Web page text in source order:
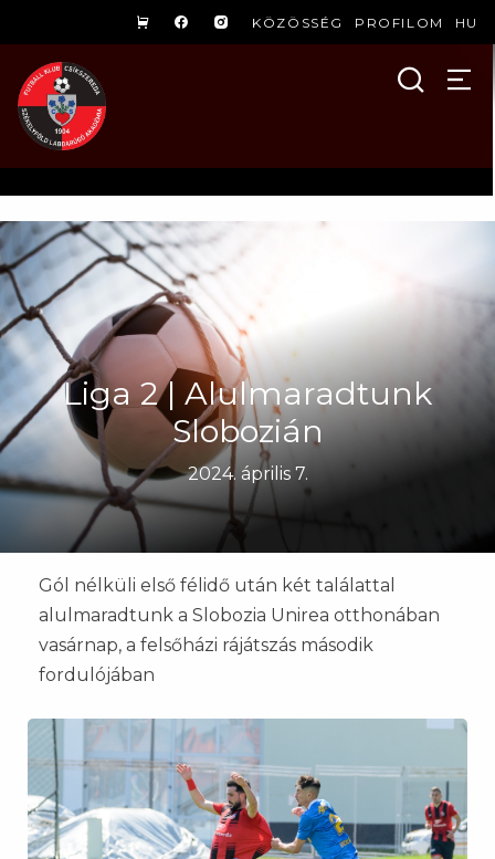
KÖZÖSSÉG PROFILOM HU
Liga 2 | Alulmaradtunk
Slobozián
2024. április 7.
Gól nélküli első félidő után két találattal
alulmaradtunk a Slobozia Unirea otthonában
vasárnap, a felsőházi rájátszás második
fordulójában